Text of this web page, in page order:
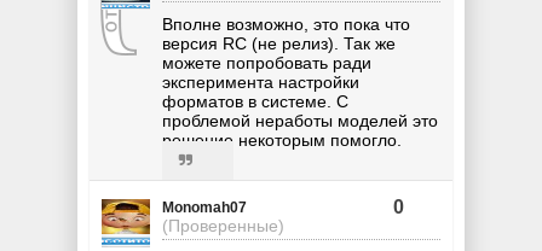
Вполне возможно, это пока что
версия RC (не релиз). Так же
можете попробовать ради
эксперимента настройки
форматов в системе. С
проблемой неработы моделей это
решение некоторым помогло.
Monomah07
(Проверенные)
0